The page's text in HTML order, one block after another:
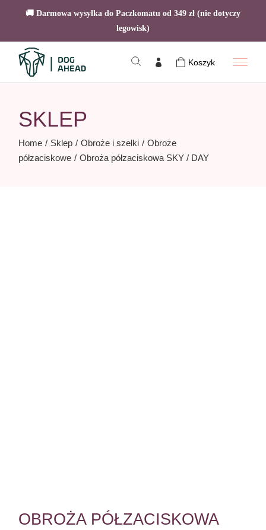
🚚 Darmowa wysyłka do Paczkomatu od 349 zł (nie dotyczy
legowisk)
content
Koszyk
SKLEP
Home Sklep Obroże i szelki
Obroże
półzaciskowe
Obroża półzaciskowa SKY / DAY
OBROŻA PÓŁZACISKOWA